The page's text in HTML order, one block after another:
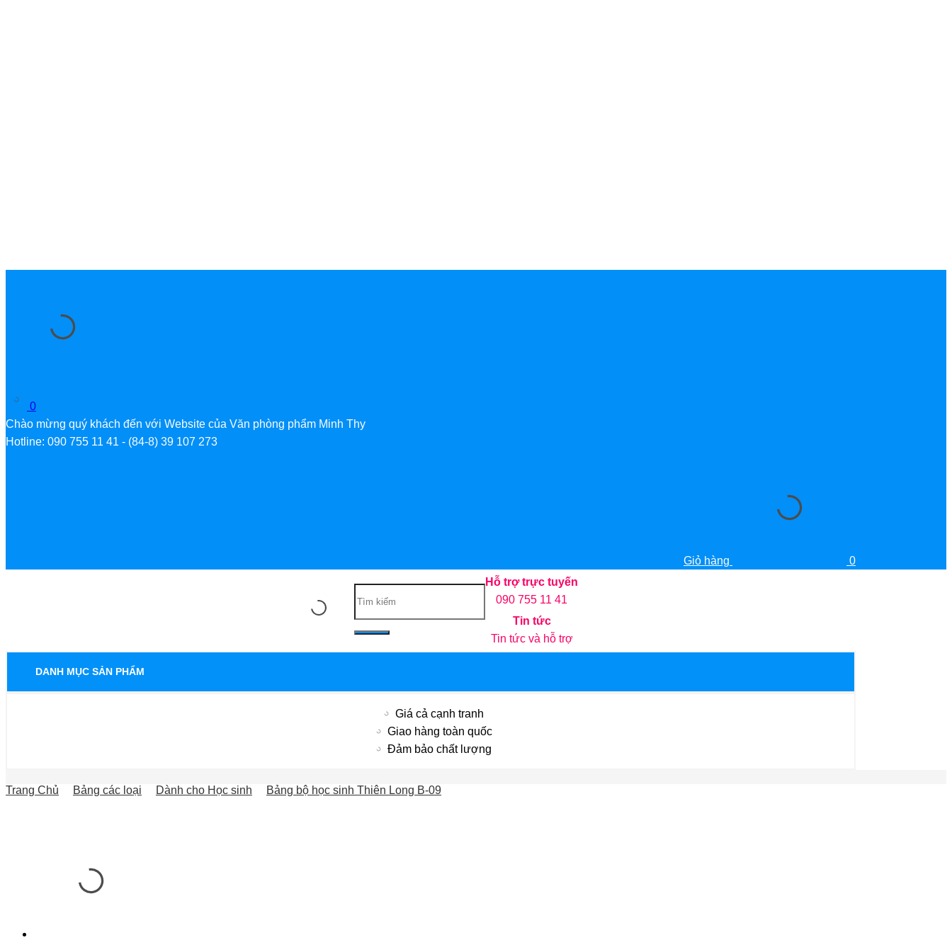
0
Chào mừng quý khách đến với Website của Văn phòng phẩm Minh Thy
Hotline: 090 755 11 41 - (84-8) 39 107 273
Giỏ hàng
0
Hỗ trợ trực tuyến
090 755 11 41
Tin tức
Tin tức và hỗ trợ
DANH MỤC SẢN PHẨM
Giá cả cạnh tranh
Giao hàng toàn quốc
Đảm bảo chất lượng
Trang Chủ Bảng các loại Dành cho Học sinh Bảng bộ học sinh Thiên Long B-09